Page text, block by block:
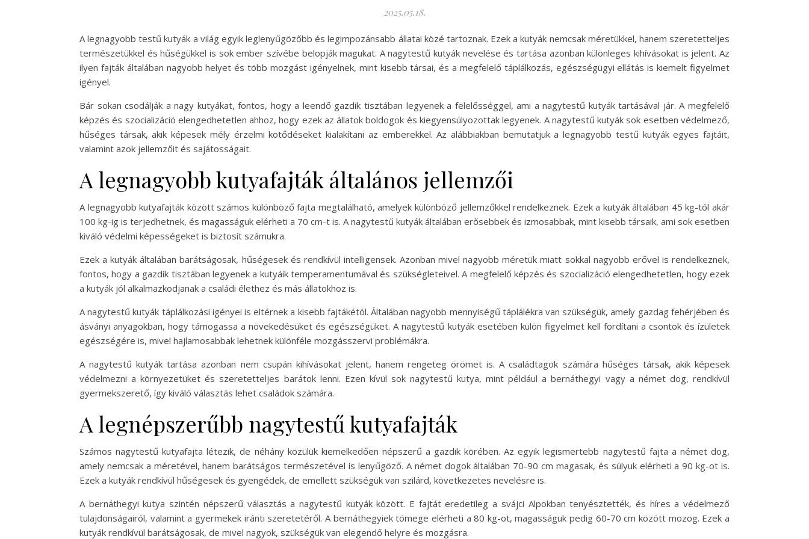
2025.05.18.
A legnagyobb testű kutyák a világ egyik leglenyűgözőbb és legimpozánsabb állatai közé tartoznak. Ezek a kutyák nemcsak méretükkel, hanem szeretetteljes
természetükkel és hűségükkel is sok ember szívébe belopják magukat. A nagytestű kutyák nevelése és tartása azonban különleges kihívásokat is jelent. Az
ilyen fajták általában nagyobb helyet és több mozgást igényelnek, mint kisebb társai, és a megfelelő táplálkozás, egészségügyi ellátás is kiemelt figyelmet
igényel.
Bár sokan csodálják a nagy kutyákat, fontos, hogy a leendő gazdik tisztában legyenek a felelősséggel, ami a nagytestű kutyák tartásával jár. A megfelelő
képzés és szocializáció elengedhetetlen ahhoz, hogy ezek az állatok boldogok és kiegyensúlyozottak legyenek. A nagytestű kutyák sok esetben védelmező,
hűséges társak, akik képesek mély érzelmi kötődéseket kialakítani az emberekkel. Az alábbiakban bemutatjuk a legnagyobb testű kutyák egyes fajtáit,
valamint azok jellemzőit és sajátosságait.
A legnagyobb kutyafajták általános jellemzői
A legnagyobb kutyafajták között számos különböző fajta megtalálható, amelyek különböző jellemzőkkel rendelkeznek. Ezek a kutyák általában 45 kg-tól akár
100 kg-ig is terjedhetnek, és magasságuk elérheti a 70 cm-t is. A nagytestű kutyák általában erősebbek és izmosabbak, mint kisebb társaik, ami sok esetben
kiváló védelmi képességeket is biztosít számukra.
Ezek a kutyák általában barátságosak, hűségesek és rendkívül intelligensek. Azonban mivel nagyobb méretük miatt sokkal nagyobb erővel is rendelkeznek,
fontos, hogy a gazdik tisztában legyenek a kutyáik temperamentumával és szükségleteivel. A megfelelő képzés és szocializáció elengedhetetlen, hogy ezek
a kutyák jól alkalmazkodjanak a családi élethez és más állatokhoz is.
A nagytestű kutyák táplálkozási igényei is eltérnek a kisebb fajtákétól. Általában nagyobb mennyiségű táplálékra van szükségük, amely gazdag fehérjében és
ásványi anyagokban, hogy támogassa a növekedésüket és egészségüket. A nagytestű kutyák esetében külön figyelmet kell fordítani a csontok és ízületek
egészségére is, mivel hajlamosabbak lehetnek különféle mozgásszervi problémákra.
A nagytestű kutyák tartása azonban nem csupán kihívásokat jelent, hanem rengeteg örömet is. A családtagok számára hűséges társak, akik képesek
védelmezni a környezetüket és szeretetteljes barátok lenni. Ezen kívül sok nagytestű kutya, mint például a bernáthegyi vagy a német dog, rendkívül
gyermekszerető, így kiváló választás lehet családok számára.
A legnépszerűbb nagytestű kutyafajták
Számos nagytestű kutyafajta létezik, de néhány közülük kiemelkedően népszerű a gazdik körében. Az egyik legismertebb nagytestű fajta a német dog,
amely nemcsak a méretével, hanem barátságos természetével is lenyűgöző. A német dogok általában 70-90 cm magasak, és súlyuk elérheti a 90 kg-ot is.
Ezek a kutyák rendkívül hűségesek és gyengédek, de emellett szükségük van szilárd, következetes nevelésre is.
A bernáthegyi kutya szintén népszerű választás a nagytestű kutyák között. E fajtát eredetileg a svájci Alpokban tenyésztették, és híres a védelmező
tulajdonságairól, valamint a gyermekek iránti szeretetéről. A bernáthegyiek tömege elérheti a 80 kg-ot, magasságuk pedig 60-70 cm között mozog. Ezek a
kutyák rendkívül barátságosak, de mivel nagyok, szükségük van elegendő helyre és mozgásra.